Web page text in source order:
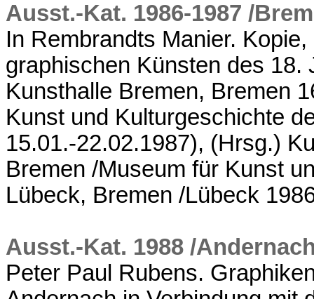
Ausst.-Kat. 1986-1987 /
In Rembrandts Manier.
graphischen Künsten des
Kunsthalle Bremen, Bremen
Kunst und Kulturgeschichte
15.01.-22.02.1987), (Hrsg.)
Bremen /Museum für Kunst
Lübeck, Bremen /Lübeck
Ausst.-Kat. 1988 /
Peter Paul Rubens.